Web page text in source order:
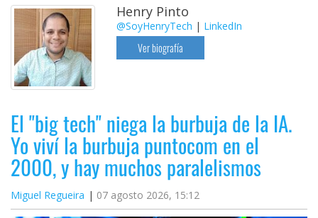
Henry Pinto
@SoyHenryTech | LinkedIn
Ver biografía
El "big tech" niega la burbuja de la IA.
Yo viví la burbuja puntocom en el
2000, y hay muchos paralelismos
Miguel Regueira 07 agosto 2026, 15:12